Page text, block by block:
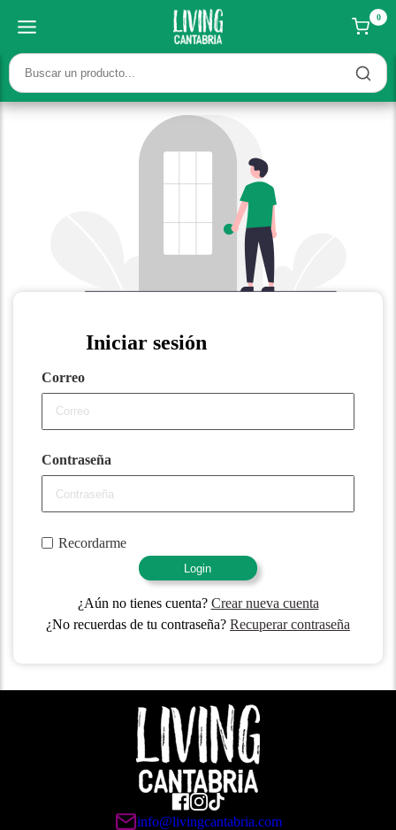
0
Iniciar sesión
Correo
Contraseña
Recordarme
Login
¿Aún no tienes cuenta? Crear nueva cuenta
¿No recuerdas de tu contraseña? Recuperar contraseña
info@livingcantabria.com